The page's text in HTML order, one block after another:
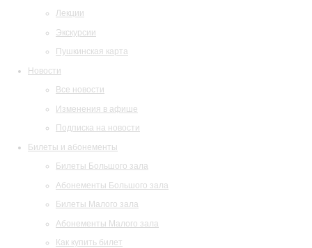
Лекции
Экскурсии
Пушкинская карта
Новости
Все новости
Изменения в афише
Подписка на новости
Билеты и абонементы
Билеты Большого зала
Абонементы Большого зала
Билеты Малого зала
Абонементы Малого зала
Как купить билет